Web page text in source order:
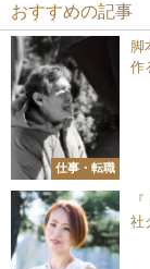
おすすめの記事
仕事・転職
脚
作
社